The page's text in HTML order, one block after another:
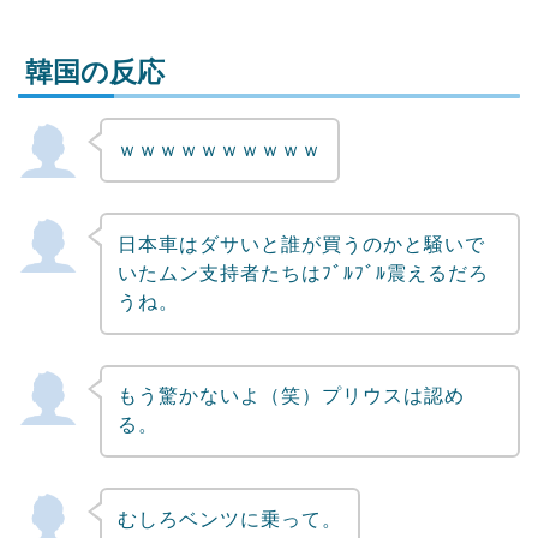
Powered by livedoor 相互RSS
韓国の反応
ｗｗｗｗｗｗｗｗｗｗ
日本車はダサいと誰が買うのかと騒いで
いたムン支持者たちはﾌﾞﾙﾌﾞﾙ震えるだろ
うね。
もう驚かないよ（笑）プリウスは認め
る。
むしろベンツに乗って。